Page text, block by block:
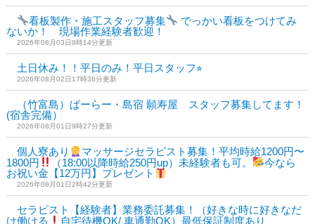
看板製作・施工スタッフ募集
でっかい看板をつけてみ
ないか！ 現場作業経験者歓迎！
2026年08月03日9時14分更新
土日休み！！平日のみ！平日スタッフ⭐︎
2026年08月02日17時38分更新
（竹富島）ぱーらー・島宿 願寿屋 スタッフ募集してます！
(宿舎完備）
2026年08月01日9時27分更新
個人寮あり
マッサージセラピスト募集！平均時給1200円〜
1800円
（18:00以降時給250円up）未経験者も可。
今なら
お祝い金【12万円】プレゼント
2026年08月01日2時42分更新
セラピスト【経験者】業務委託募集！（好きな時に好きなだ
け働ける
自宅待機OK/ 車通勤OK）最低保証制度あり